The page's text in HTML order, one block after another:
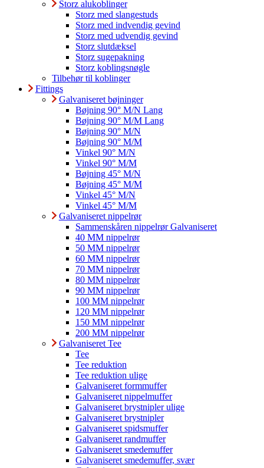
Storz alukoblinger
Storz med slangestuds
Storz med indvendig gevind
Storz med udvendig gevind
Storz slutdæksel
Storz sugepakning
Storz koblingsnøgle
Tilbehør til koblinger
Fittings
Galvaniseret bøjninger
Bøjning 90° M/N Lang
Bøjning 90° M/M Lang
Bøjning 90° M/N
Bøjning 90° M/M
Vinkel 90° M/N
Vinkel 90° M/M
Bøjning 45° M/N
Bøjning 45° M/M
Vinkel 45° M/N
Vinkel 45° M/M
Galvaniseret nippelrør
Sammenskåren nippelrør Galvaniseret
40 MM nippelrør
50 MM nippelrør
60 MM nippelrør
70 MM nippelrør
80 MM nippelrør
90 MM nippelrør
100 MM nippelrør
120 MM nippelrør
150 MM nippelrør
200 MM nippelrør
Galvaniseret Tee
Tee
Tee reduktion
Tee reduktion ulige
Galvaniseret formmuffer
Galvaniseret nippelmuffer
Galvaniseret brystnipler ulige
Galvaniseret brystnipler
Galvaniseret spidsmuffer
Galvaniseret randmuffer
Galvaniseret smedemuffer
Galvaniseret smedemuffer, svær